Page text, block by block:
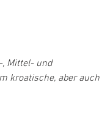
, Mittel- und
kroatische, aber auch